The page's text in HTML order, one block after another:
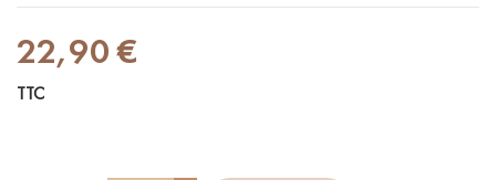
22,90 €
TTC